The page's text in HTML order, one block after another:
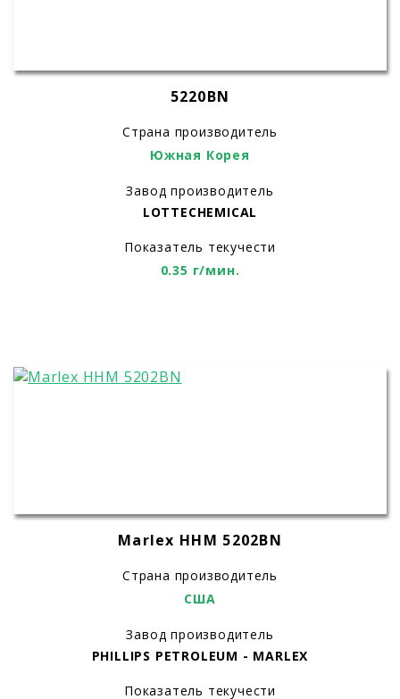
5220BN
Страна производитель
Южная Корея
Завод производитель
LOTTECHEMICAL
Показатель текучести
0.35 г/мин.
Marlex HHM 5202BN
Страна производитель
США
Завод производитель
PHILLIPS PETROLEUM - MARLEX
Показатель текучести